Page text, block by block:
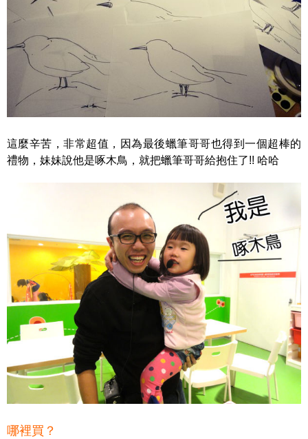
這麼辛苦，非常超值，因為最後蠟筆哥哥也得到一個超棒的
禮物，妹妹說他是啄木鳥，就把蠟筆哥哥給抱住了!! 哈哈
哪裡買？